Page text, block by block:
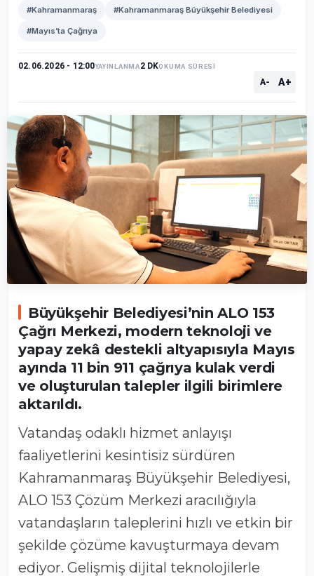
#Kahramanmaraş #Kahramanmaraş Büyükşehir Belediyesi
#Mayıs’ta Çağrıya
02.06.2026 - 12:00YAYINLANMA2 DKOKUMA SÜRESİ
A- A+
Büyükşehir Belediyesi’nin ALO 153
Çağrı Merkezi, modern teknoloji ve
yapay zekâ destekli altyapısıyla Mayıs
ayında 11 bin 911 çağrıya kulak verdi
ve oluşturulan talepler ilgili birimlere
aktarıldı.
Vatandaş odaklı hizmet anlayışı
faaliyetlerini kesintisiz sürdüren
Kahramanmaraş Büyükşehir Belediyesi,
ALO 153 Çözüm Merkezi aracılığıyla
vatandaşların taleplerini hızlı ve etkin bir
şekilde çözüme kavuşturmaya devam
ediyor. Gelişmiş dijital teknolojilerle